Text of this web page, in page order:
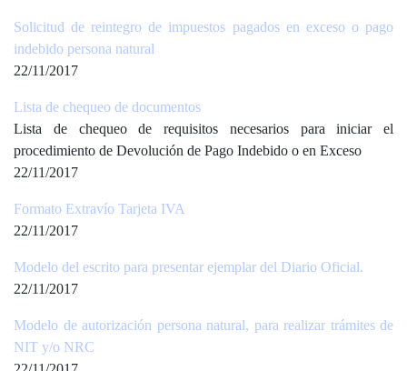
Solicitud de reintegro de impuestos pagados en exceso o pago
indebido persona natural
22/11/2017
Lista de chequeo de documentos
Lista de chequeo de requisitos necesarios para iniciar el
procedimiento de Devolución de Pago Indebido o en Exceso
22/11/2017
Formato Extravío Tarjeta IVA
22/11/2017
Modelo del escrito para presentar ejemplar del Diario Oficial.
22/11/2017
Modelo de autorización persona natural, para realizar trámites de
NIT y/o NRC